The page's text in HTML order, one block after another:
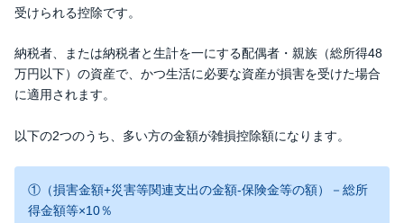
受けられる控除です。
納税者、または納税者と生計を一にする配偶者・親族（総所得48
万円以下）の資産で、かつ生活に必要な資産が損害を受けた場合
に適用されます。
以下の2つのうち、多い方の金額が雑損控除額になります。
①（損害金額+災害等関連支出の金額-保険金等の額）－総所
得金額等×10％